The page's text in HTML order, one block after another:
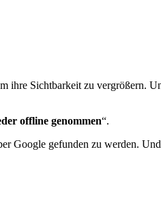
Sichtbarkeit zu vergrößern.
offline genommen“.
Google gefunden zu werden.